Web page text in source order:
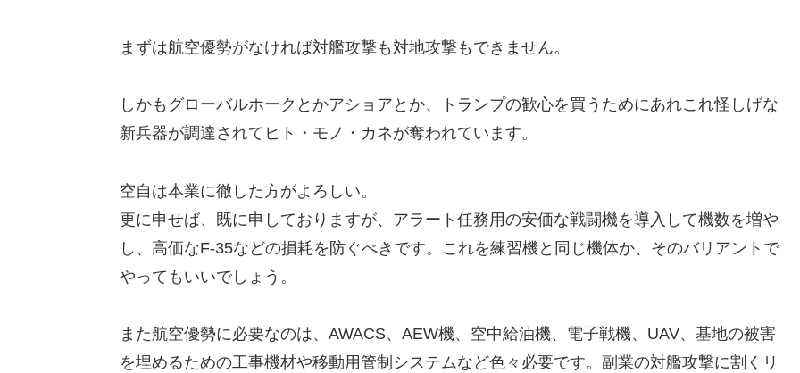
まずは航空優勢がなければ対艦攻撃も対地攻撃もできません。
しかもグローバルホークとかアショアとか、トランプの歓心を買うためにあれこれ怪しげな
新兵器が調達されてヒト・モノ・カネが奪われています。
空自は本業に徹した方がよろしい。
更に申せば、既に申しておりますが、アラート任務用の安価な戦闘機を導入して機数を増や
し、高価なF-35などの損耗を防ぐべきです。これを練習機と同じ機体か、そのバリアントで
やってもいいでしょう。
また航空優勢に必要なのは、AWACS、AEW機、空中給油機、電子戦機、UAV、基地の被害
を埋めるための工事機材や移動用管制システムなど色々必要です。副業の対艦攻撃に割くリ